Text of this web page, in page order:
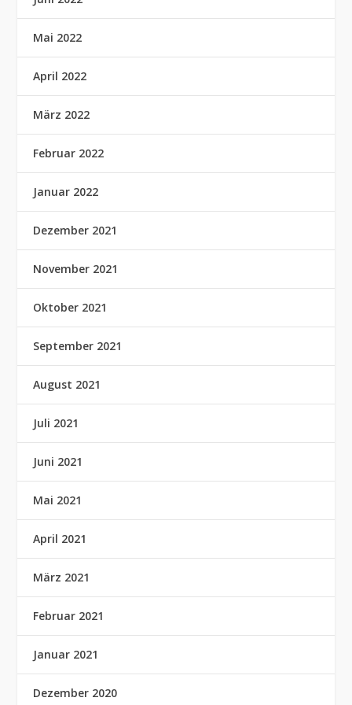
Mai 2022
April 2022
März 2022
Februar 2022
Januar 2022
Dezember 2021
November 2021
Oktober 2021
September 2021
August 2021
Juli 2021
Juni 2021
Mai 2021
April 2021
März 2021
Februar 2021
Januar 2021
Dezember 2020